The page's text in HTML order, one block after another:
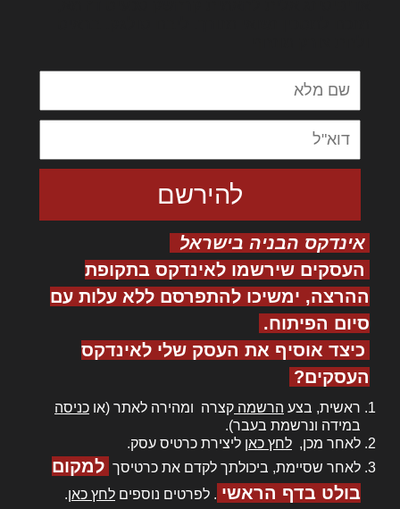
אינדקס הבניה בישראל
העסקים שירשמו לאינדקס בתקופת
ההרצה, ימשיכו להתפרסם ללא עלות עם
סיום הפיתוח.
כיצד אוסיף את העסק שלי לאינדקס
העסקים?
ראשית, בצע הרשמה קצרה ומהירה לאתר (או כניסה
במידה ונרשמת בעבר).
לאחר מכן, לחץ כאן ליצירת כרטיס עסק.
לאחר שסיימת, ביכולתך לקדם את כרטיסך למקום
בולט בדף הראשי . לפרטים נוספים לחץ כאן.